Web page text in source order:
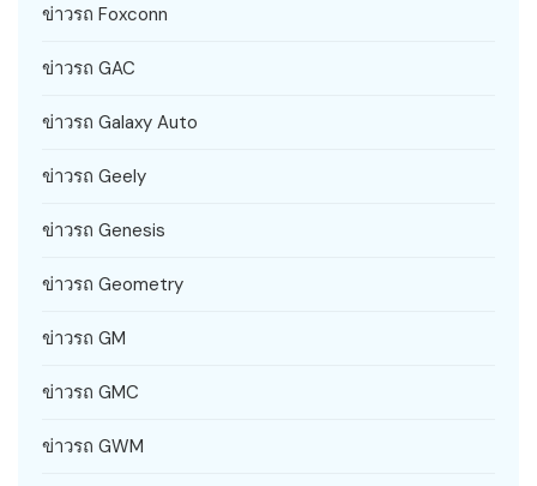
ข่าวรถ Foxconn
ข่าวรถ GAC
ข่าวรถ Galaxy Auto
ข่าวรถ Geely
ข่าวรถ Genesis
ข่าวรถ Geometry
ข่าวรถ GM
ข่าวรถ GMC
ข่าวรถ GWM